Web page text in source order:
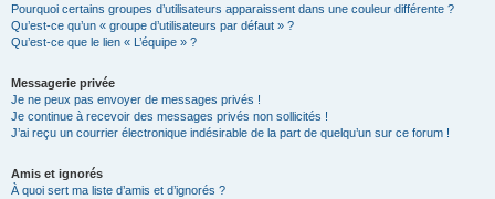
Pourquoi certains groupes d’utilisateurs apparaissent dans une couleur différente ?
Qu’est-ce qu’un « groupe d’utilisateurs par défaut » ?
Qu’est-ce que le lien « L’équipe » ?
Messagerie privée
Je ne peux pas envoyer de messages privés !
Je continue à recevoir des messages privés non sollicités !
J’ai reçu un courrier électronique indésirable de la part de quelqu’un sur ce forum !
Amis et ignorés
À quoi sert ma liste d’amis et d’ignorés ?